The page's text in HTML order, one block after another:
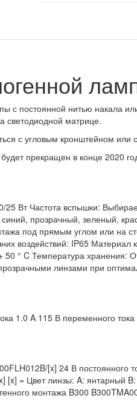
с постоянной нитью накала
светодиодной матрице.
с угловым кронштейном
прекращен в конце 2020
Вт Частота вспышки:
прозрачный, зеленый,
под прямым углом или на
воздействий: IP65
° C Температура хранения:
линзами при
1.0 A 115 В переменного
[x] 24 В постоянного
[x] = Цвет линзы: A: янтарный
монтажа B300